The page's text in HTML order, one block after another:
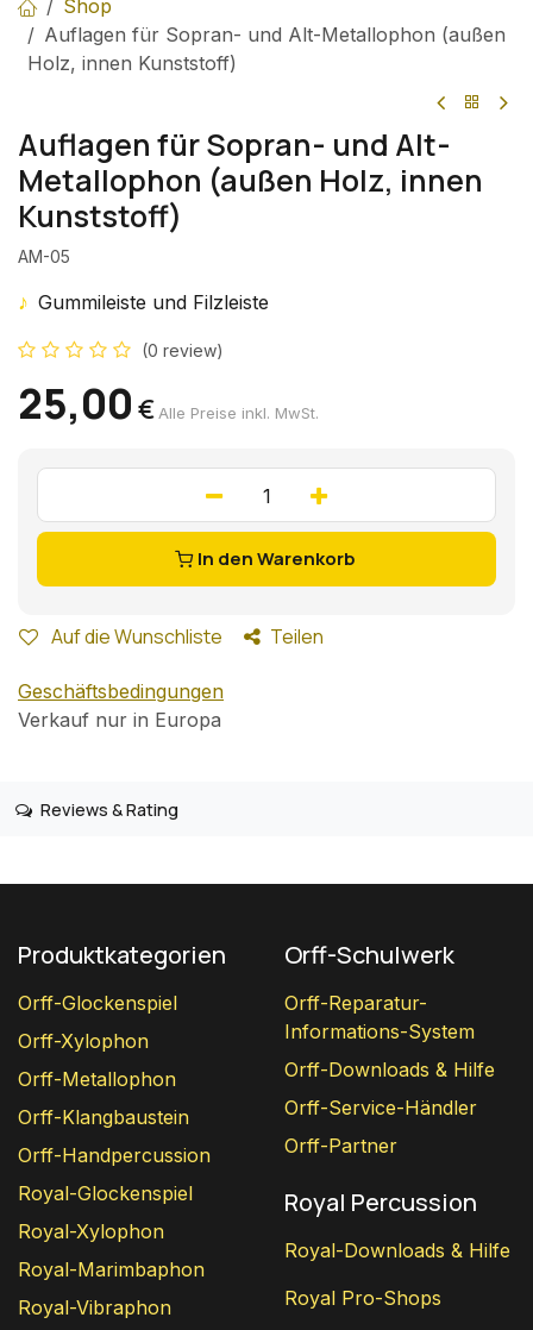
Shop
Auflagen für Sopran- und Alt-Metallophon (außen
Holz, innen Kunststoff)
Auflagen für Sopran- und Alt-
Metallophon (außen Holz, innen
Kunststoff)
AM-05
♪ Gummileiste und Filzleiste
(0 review)
25,00 € Alle Preise inkl. MwSt.
In den Warenkorb
Auf die Wunschliste Teilen
Geschäftsbedingungen
Verkauf nur in Europa
Reviews & Rating
Produktkategorien
Orff-Glockenspiel
Orff-Xylophon
Orff-Metallophon
Orff-Klangbaustein
Orff-Handpercussion
Royal-Glockenspiel
Royal-Xylophon
Royal-Marimbaphon
Royal-Vibraphon
Orff-Schulwerk
Orff-Reparatur-
Informations-System
Orff-Downloads & Hilfe
Orff-Service-Händler
Orff-Partner
Royal Percussion
Royal-Downloads & Hilfe
Royal Pro-Shops